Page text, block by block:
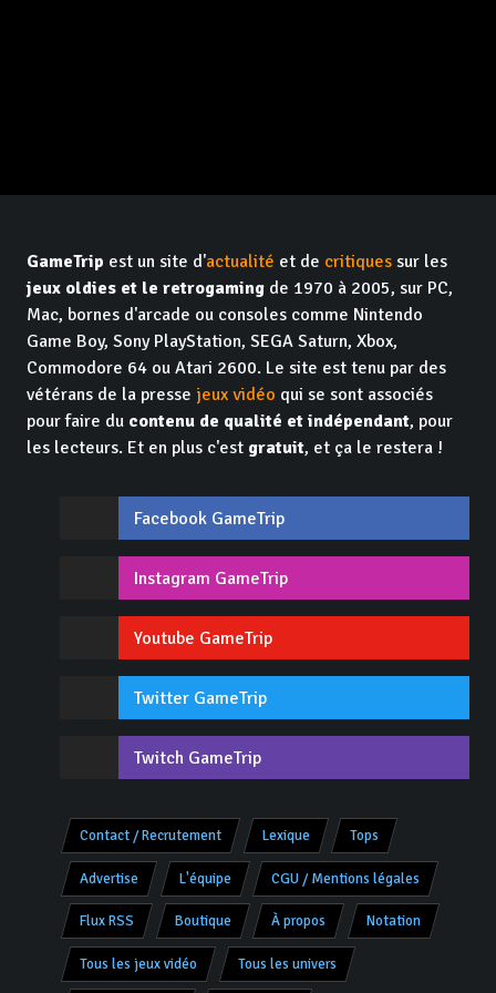
GameTrip est un site d'actualité et de critiques sur les
jeux oldies et le retrogaming de 1970 à 2005, sur PC,
Mac, bornes d'arcade ou consoles comme Nintendo
Game Boy, Sony PlayStation, SEGA Saturn, Xbox,
Commodore 64 ou Atari 2600. Le site est tenu par des
vétérans de la presse jeux vidéo qui se sont associés
pour faire du contenu de qualité et indépendant, pour
les lecteurs. Et en plus c'est gratuit, et ça le restera !
Facebook GameTrip
Instagram GameTrip
Youtube GameTrip
Twitter GameTrip
Twitch GameTrip
Contact / Recrutement Lexique Tops
Advertise L'équipe CGU / Mentions légales
Flux RSS Boutique À propos Notation
Tous les jeux vidéo Tous les univers